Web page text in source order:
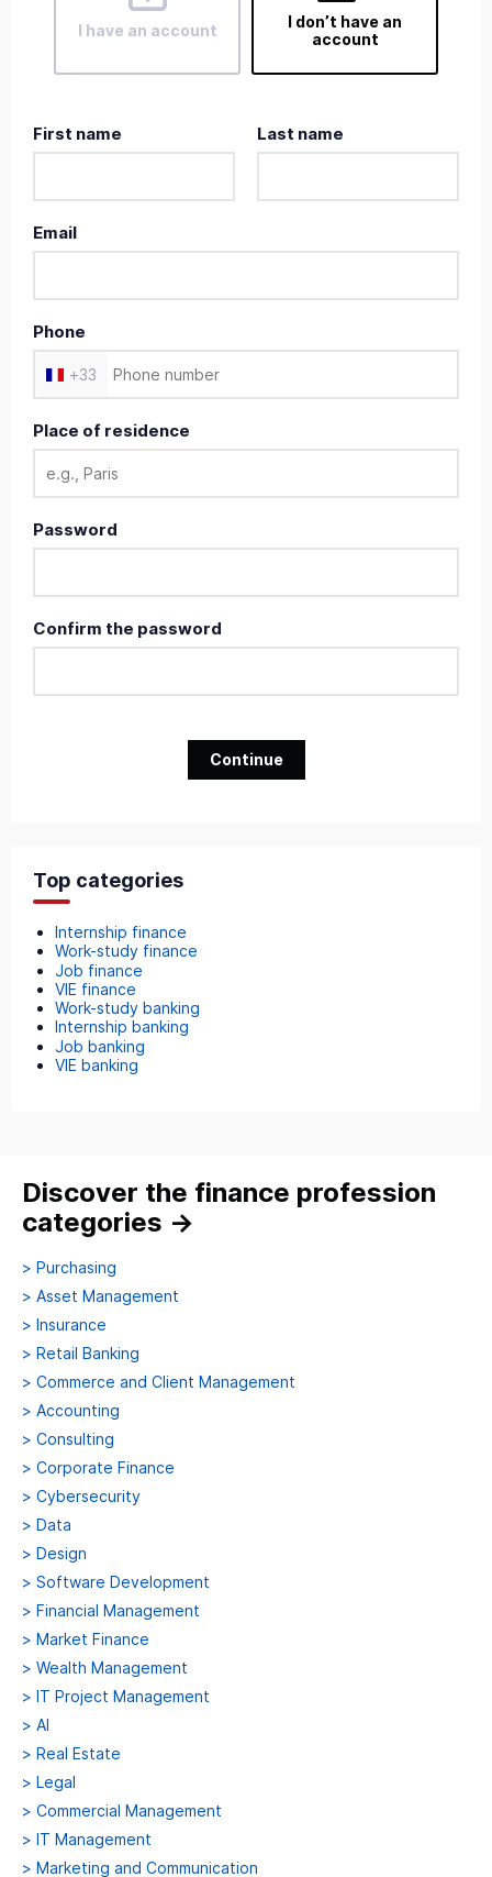
I have an account
I don’t have an
account
First name Last name
Email
Phone
+33
Place of residence
Password
Confirm the password
Continue
Top categories
Internship finance
Work-study finance
Job finance
VIE finance
Work-study banking
Internship banking
Job banking
VIE banking
Discover the finance profession
categories →
> Purchasing
> Asset Management
> Insurance
> Retail Banking
> Commerce and Client Management
> Accounting
> Consulting
> Corporate Finance
> Cybersecurity
> Data
> Design
> Software Development
> Financial Management
> Market Finance
> Wealth Management
> IT Project Management
> AI
> Real Estate
> Legal
> Commercial Management
> IT Management
> Marketing and Communication